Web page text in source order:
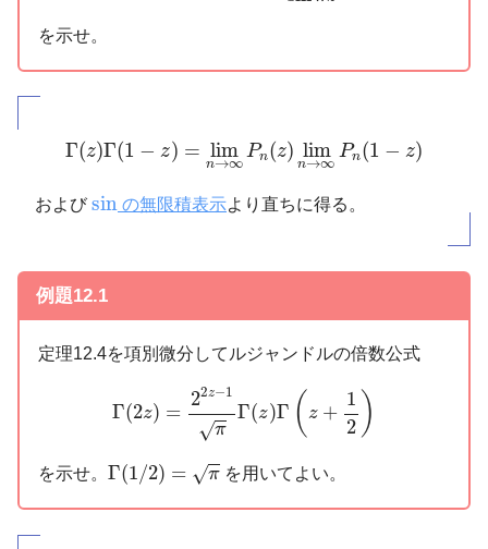
を示せ。
Γ(z)Γ(1 − z) = lim
n→∞
Pn(z) lim
n→∞
Pn(1 − z)
Γ(z )Γ(1− lim → Pn ( z) lim →∞P −
およびsin
sin の無限積表示より直ちに得る。
例題12.1
定理12.4を項別微分してルジャンドルの倍数公式
Γ(2z) =
22z−1
√π
Γ(z)Γ ( z +
1
2 )
22z− (z 2)
を示せ。 Γ(1/2) = √π
Γ(1 2)= を用いてよい。